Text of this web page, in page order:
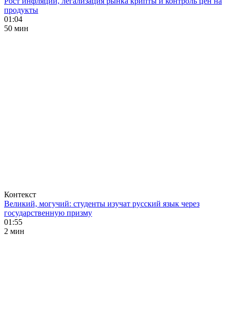
продукты
01:04
50 мин
Контекст
Великий, могучий: студенты изучат русский язык через
государственную призму
01:55
2 мин